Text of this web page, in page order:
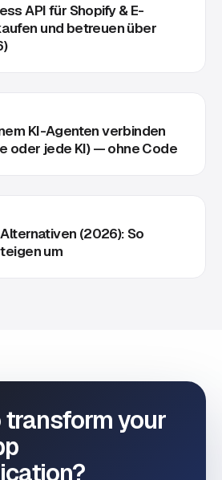
API für Shopify & E-
und betreuen über
KI-Agenten verbinden
oder jede KI) — ohne Code
(2026): So
um
transform your